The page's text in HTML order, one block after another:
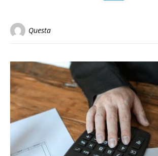
Questa